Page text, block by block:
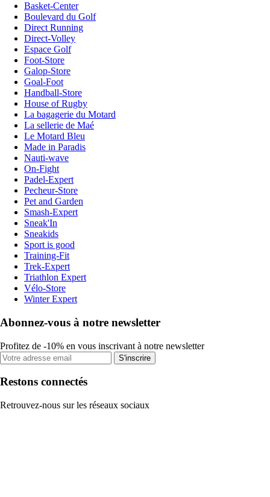
Basket-Center
Boulevard du Golf
Direct Running
Direct-Volley
Espace Golf
Foot-Store
Galop-Store
Goal-Foot
Handball-Store
House of Rugby
La bagagerie du Motard
La sellerie de Maé
Le Motard Bleu
Made in Paradis
Nauti-wave
On-Fight
Padel-Expert
Pecheur-Store
Pet and Garden
Smash-Expert
Sneak'In
Sneakids
Sport is good
Training-Fit
Trek-Expert
Triathlon Expert
Vélo-Store
Winter Expert
Abonnez-vous à notre newsletter
Profitez de -10% en vous inscrivant à notre newsletter
S'inscrire
Restons connectés
Retrouvez-nous sur les réseaux sociaux